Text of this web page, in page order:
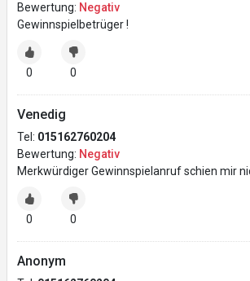
Bewertung: Negativ
Gewinnspielbetrüger !
0 0
Venedig
Tel: 015162760204
Bewertung: Negativ
Merkwürdiger Gewinnspielanruf schien mir
0 0
Anonym